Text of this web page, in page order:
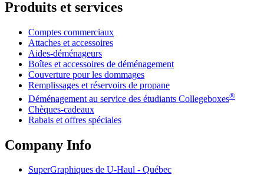
Produits et services
Comptes commerciaux
Attaches et accessoires
Aides-déménageurs
Boîtes et accessoires de déménagement
Couverture pour les dommages
Remplissages et réservoirs de propane
Déménagement au service des étudiants Collegeboxes®
Chèques-cadeaux
Rabais et offres spéciales
Company Info
SuperGraphiques de U-Haul - Québec